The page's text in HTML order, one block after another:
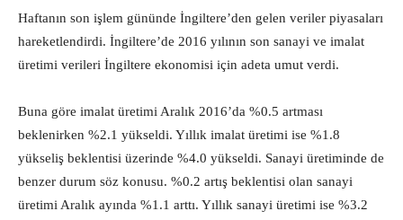
Haftanın son işlem gününde İngiltere’den gelen veriler piyasaları
hareketlendirdi. İngiltere’de 2016 yılının son sanayi ve imalat
üretimi verileri İngiltere ekonomisi için adeta umut verdi.
Buna göre imalat üretimi Aralık 2016’da %0.5 artması
beklenirken %2.1 yükseldi. Yıllık imalat üretimi ise %1.8
yükseliş beklentisi üzerinde %4.0 yükseldi. Sanayi üretiminde de
benzer durum söz konusu. %0.2 artış beklentisi olan sanayi
üretimi Aralık ayında %1.1 arttı. Yıllık sanayi üretimi ise %3.2